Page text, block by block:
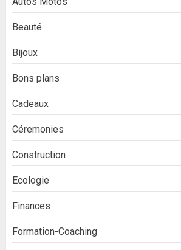
Beauté
Bijoux
Bons plans
Cadeaux
Céremonies
Construction
Ecologie
Finances
Formation-Coaching